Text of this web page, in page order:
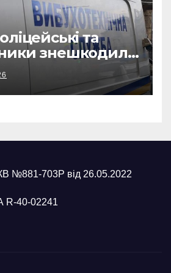
та
знешкодили
авіабомбу
№881-703Р від 26.05.2022
R-40-02241